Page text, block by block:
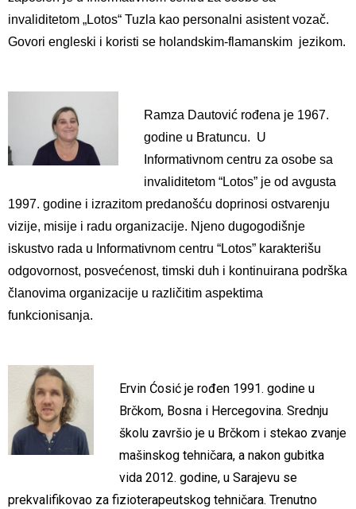
invaliditetom „Lotos“ Tuzla kao personalni asistent vozač.
Govori engleski i koristi se holandskim-flamanskim jezikom.
Ramza Dautović rođena je 1967.
godine u Bratuncu. U
Informativnom centru za osobe sa
invaliditetom “Lotos” je od avgusta
1997. godine i izrazitom predanošću doprinosi ostvarenju
vizije, misije i radu organizacije. Njeno dugogodišnje
iskustvo rada u Informativnom centru “Lotos” karakterišu
odgovornost, posvećenost, timski duh i kontinuirana podrška
članovima organizacije u različitim aspektima
funkcionisanja.
Ervin Ćosić je rođen 1991. godine u
Brčkom, Bosna i Hercegovina. Srednju
školu završio je u Brčkom i stekao zvanje
mašinskog tehničara, a nakon gubitka
vida 2012. godine, u Sarajevu se
prekvalifikovao za fizioterapeutskog tehničara. Trenutno